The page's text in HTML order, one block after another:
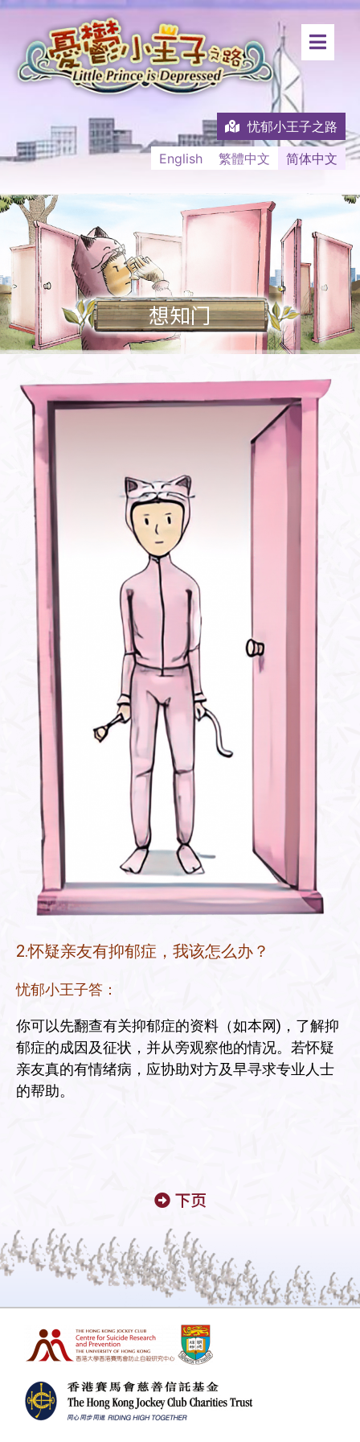
忧郁小王子之路
English
繁體中文 简体中文
想知门
2.怀疑亲友有抑郁症，我该怎么办？
忧郁小王子答：
你可以先翻查有关抑郁症的资料（如本网)，了解抑
郁症的成因及征状，并从旁观察他的情况。若怀疑
亲友真的有情绪病，应协助对方及早寻求专业人士
的帮助。
下页